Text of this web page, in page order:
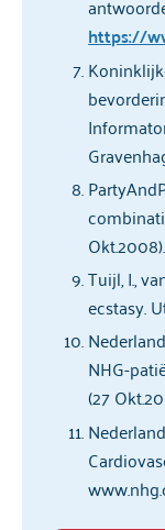
https://
Okt.2008).
Tuijl, I.,
ecstasy.
NHG-
(27